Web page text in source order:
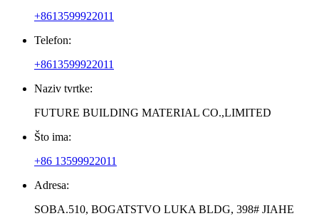
+8613599922011
Telefon:
+8613599922011
Naziv tvrtke:
FUTURE BUILDING MATERIAL CO.,LIMITED
Što ima:
+86 13599922011
Adresa:
SOBA.510, BOGATSTVO LUKA BLDG, 398# JIAHE